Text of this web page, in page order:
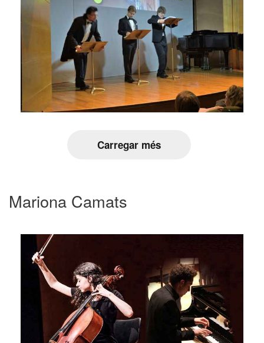
Carregar més
Mariona Camats